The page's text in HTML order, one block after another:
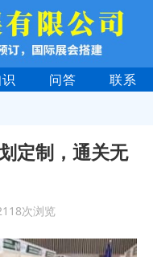
问答 联系
定制，通关无
次浏览